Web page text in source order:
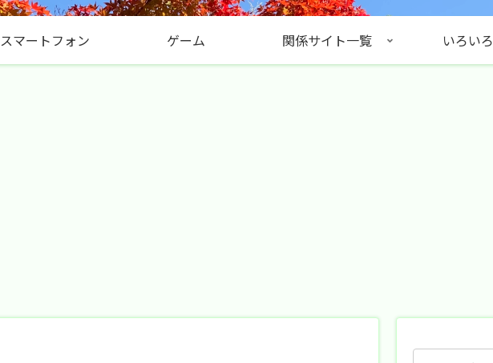
スマートフォン ゲーム 関係サイト一覧 いろいろ